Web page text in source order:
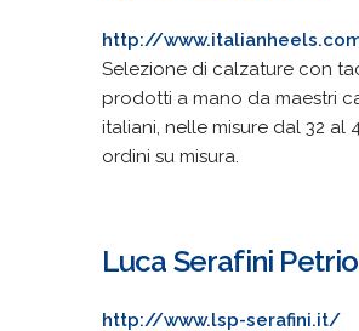
http://
Selezione di calzature con
prodotti a mano da maestri
italiani, nelle misure dal 32 al
ordini su misura.
Luca Serafini
http://www.lsp-serafini.it/